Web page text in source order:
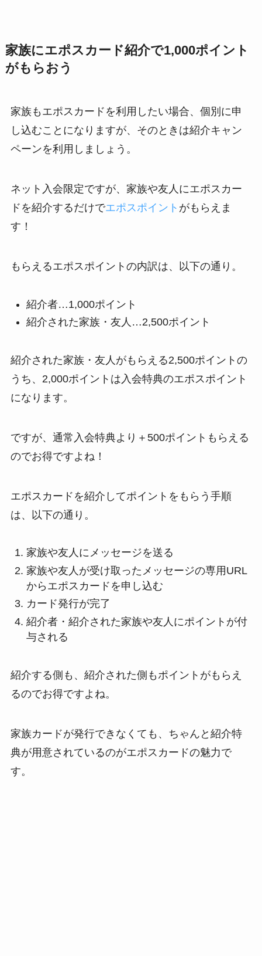
家族にエポスカード紹介で1,000ポイント
がもらおう
家族もエポスカードを利用したい場合、個別に申
し込むことになりますが、そのときは紹介キャン
ペーンを利用しましょう。
ネット入会限定ですが、家族や友人にエポスカー
ドを紹介するだけでエポスポイント がもらえま
す！
もらえるエポスポイントの内訳は、以下の通り。
紹介者…1,000ポイント
紹介された家族・友人…2,500ポイント
紹介された家族・友人がもらえる2,500ポイントの
うち、2,000ポイントは入会特典のエポスポイント
になります。
ですが、通常入会特典より＋500ポイントもらえる
のでお得ですよね！
エポスカードを紹介してポイントをもらう手順
は、以下の通り。
家族や友人にメッセージを送る
家族や友人が受け取ったメッセージの専用URL
からエポスカードを申し込む
カード発行が完了
紹介者・紹介された家族や友人にポイントが付
与される
紹介する側も、紹介された側もポイントがもらえ
るのでお得ですよね。
家族カードが発行できなくても、ちゃんと紹介特
典が用意されているのがエポスカードの魅力で
す。